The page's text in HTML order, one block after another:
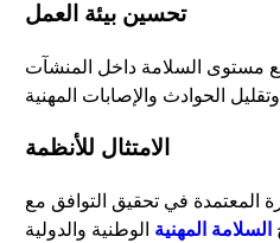
تحسين بيئة العمل
مستوى السلامة داخل المنشآت
الامتثال للأنظمة
المعتمدة في تحقيق التوافق مع
السلامة المهنية